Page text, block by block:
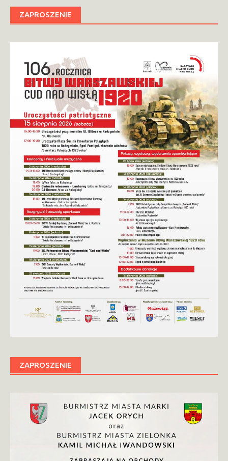
ZAPROSZENIE
ZAPROSZENIE